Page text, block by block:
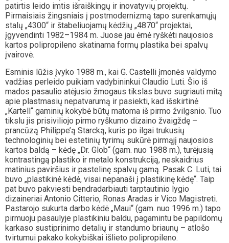
patirtis leido imtis išraiškingų ir inovatyvių projektų.
Pirmaisiais žingsniais į postmodernizmą tapo surenkamųjų
stalų „4300“ ir štabeliuojamų kėdžių „4870“ projektai,
įgyvendinti 1982–1984 m. Juose jau ėmė ryškėti naujosios
kartos polipropileno skatinama formų plastika bei spalvų
įvairovė.
Esminis lūžis įvyko 1988 m., kai G. Castelli įmonės valdymo
vadžias perleido puikiam vadybininkui Claudio Luti. Šio iš
mados pasaulio atėjusio žmogaus tikslas buvo sugriauti mitą
apie plastmasių nepatvarumą ir pasiekti, kad išskirtinė
„Kartell“ gaminių kokybė būtų matoma iš pirmo žvilgsnio. Tuo
tikslu jis prisiviliojo pirmo ryškumo dizaino žvaigždę –
prancūzą Philippe’ą Starcką, kuris po ilgai trukusių
technologinių bei estetinių tyrimų sukūrė pirmąjį naujosios
kartos baldą – kėdę „Dr. Glob“ (gam. nuo 1988 m.), turėjusią
kontrastingą plastiko ir metalo konstrukciją, neskaidrius
matinius paviršius ir pastelinę spalvų gamą. Pasak C. Luti, tai
buvo „plastikinė kėdė, visai nepanaši į plastikinę kėdę“. Taip
pat buvo pakviesti bendradarbiauti tarptautinio lygio
dizaineriai Antonio Citterio, Ronas Aradas ir Vico Magistreti.
Pastarojo sukurta darbo kėdė „Maui“ (gam. nuo 1996 m.) tapo
pirmuoju pasaulyje plastikiniu baldu, pagamintu be papildomų
karkaso sustiprinimo detalių ir standumo briaunų – atlošo
tvirtumui pakako kokybiškai išlieto polipropileno.